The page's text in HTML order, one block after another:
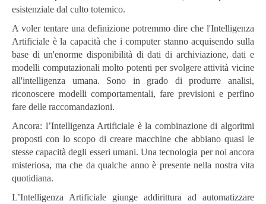
esistenziale dal culto totemico.
A voler tentare una definizione potremmo dire che l'Intelligenza
Artificiale è la capacità che i computer stanno acquisendo sulla
base di un'enorme disponibilità di dati di archiviazione, dati e
modelli computazionali molto potenti per svolgere attività vicine
all'intelligenza umana. Sono in grado di produrre analisi,
riconoscere modelli comportamentali, fare previsioni e perfino
fare delle raccomandazioni.
Ancora: l’Intelligenza Artificiale è la combinazione di algoritmi
proposti con lo scopo di creare macchine che abbiano quasi le
stesse capacità degli esseri umani. Una tecnologia per noi ancora
misteriosa, ma che da qualche anno è presente nella nostra vita
quotidiana.
L’Intelligenza Artificiale giunge addirittura ad automatizzare